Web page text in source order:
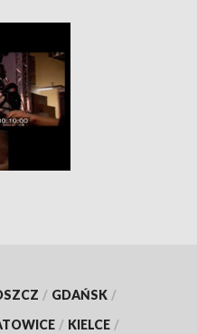
/ GDAŃSK /
/ KIELCE /